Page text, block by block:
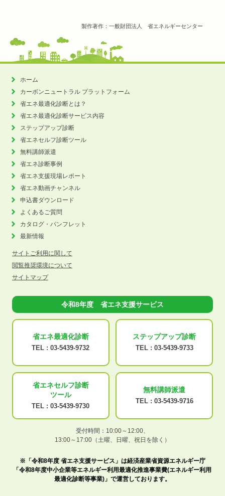
製作著作：一般財団法人 省エネルギーセンター
ホーム
カーボンニュートラル プラットフォーム
省エネ最適化診断とは？
省エネ最適化診断サービス内容
ステップアップ診断
省エネセルフ診断ツール
無料講師派遣
省エネ診断事例
省エネ支援現場レポート
省エネ動画チャンネル
申込書ダウンロード
よくあるご質問
カタログ・パンフレット
最新情報
サイトご利用に関して
閲覧推奨環境について
サイトマップ
令和8年度 省エネ支援サービス
省エネ最適化診断
TEL : 03-5439-9732
ステップアップ診断
TEL : 03-5439-9733
省エネセルフ診断
ツール
TEL : 03-5439-9730
無料講師派遣
TEL : 03-5439-9716
受付時間：10:00～12:00、
13:00～17:00（土曜、日曜、祝日を除く）
※「令和8年度 省エネ支援サービス」は経済産業省資源エネルギー庁
「令和8年度中小企業等エネルギー利用最適化推進事業費(エネルギー利用
最適化診断等事業)」で運営しております。